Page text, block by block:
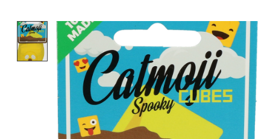
Product image slideshow Items